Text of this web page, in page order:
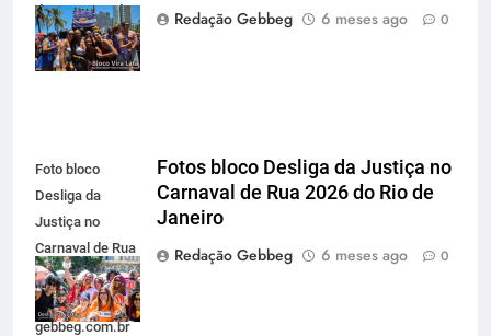
de Rua 2026 do
Rio de Janeiro
Redação Gebbeg 6 meses ago 0
Foto bloco
Desliga da
Justiça no
Carnaval de Rua
2026 do Rio de
Janeiro -
gebbeg.com.br
Fotos bloco Desliga da Justiça no
Carnaval de Rua 2026 do Rio de
Janeiro
Redação Gebbeg
6 meses ago 0